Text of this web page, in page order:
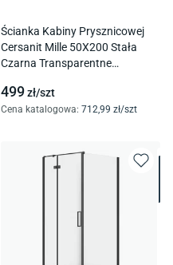
Ścianka Kabiny Prysznicowej
Cersanit Mille 50X200 Stała
Czarna Transparentne
499zł/szt
Cena katalogowa: 712 ,99 zł/szt